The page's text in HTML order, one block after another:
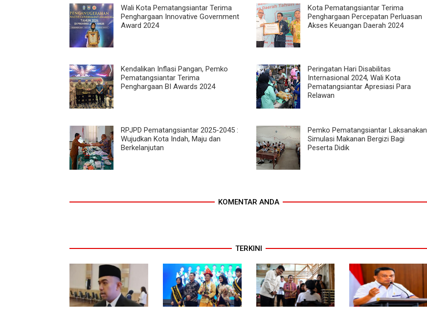
Wali Kota Pematangsiantar Terima
Penghargaan Innovative Government
Award 2024
Kota Pematangsiantar Terima
Penghargaan Percepatan Perluasan
Akses Keuangan Daerah 2024
Kendalikan Inflasi Pangan, Pemko
Pematangsiantar Terima
Penghargaan BI Awards 2024
Peringatan Hari Disabilitas
Internasional 2024, Wali Kota
Pematangsiantar Apresiasi Para
Relawan
RPJPD Pematangsiantar 2025-2045 :
Wujudkan Kota Indah, Maju dan
Berkelanjutan
Pemko Pematangsiantar Laksanakan
Simulasi Makanan Bergizi Bagi
Peserta Didik
KOMENTAR ANDA
TERKINI